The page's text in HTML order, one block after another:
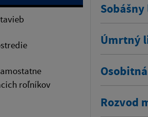
roľníkov
Úmrtný
Rozvod